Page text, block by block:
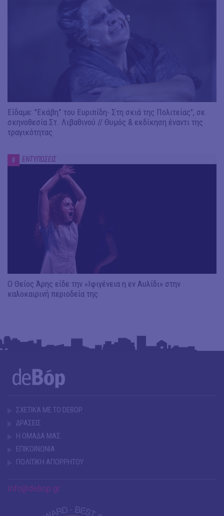
Είδαμε: "Εκάβη” του Ευριπίδη- Στη σκιά της Πολιτείας", σε
σκηνοθεσία Στ. Λιβαθινού // Θυμός & εκδίκηση έναντι της
τραγικότητας
# ΕΝΤΥΠΩΣΕΙΣ
Ο Θείος Άρης είδε την «Ιφιγένεια η εν Αυλίδι» στην
καλοκαιρινή περιοδεία της
ΣΧΕΤΙΚΑ ΜΕ ΤΟ DEBOP
ΔΡΑΣΕΙΣ
Η ΟΜΑΔΑ ΜΑΣ
ΕΠΙΚΟΙΝΩΝΙΑ
ΠΟΛΙΤΙΚΗ ΑΠΟΡΡΗΤΟΥ
info@debop.gr